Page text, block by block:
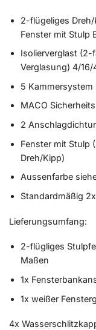
2-flügeliges
Fenster mit Stulp
Isolierverglast (2-
Verglasung) 4/16/
5 Kammersystem
MACO
2
Fenster mit Stulp
Dreh/Kipp)
Aussenfarbe
Standardmäßig
Lieferungsumfang:
2-flügliges
Maßen
1x
1x weißer
4x